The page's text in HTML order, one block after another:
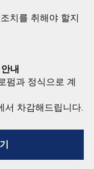
치를 취해야 할지
내
펌과 정식으로 계
서 차감해드립니다.